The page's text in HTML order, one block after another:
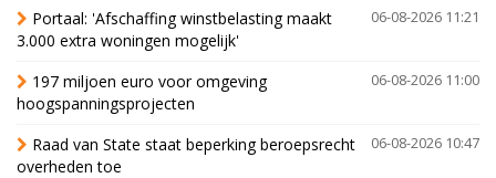
06-08-2026 11:21
Portaal: 'Afschaffing winstbelasting maakt
3.000 extra woningen mogelijk'
06-08-2026 11:00
197 miljoen euro voor omgeving
hoogspanningsprojecten
06-08-2026 10:47
Raad van State staat beperking beroepsrecht
overheden toe